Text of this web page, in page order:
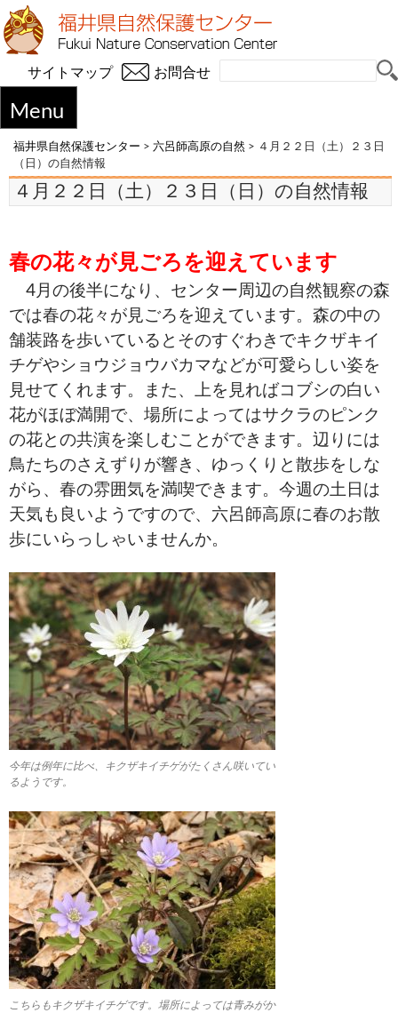
お問合せ
サイトマップ
Menu
福井県自然保護センター > 六呂師高原の自然 > ４月２２日（土）２３日
（日）の自然情報
４月２２日（土）２３日（日）の自然情報
春の花々が見ごろを迎えています
4月の後半になり、センター周辺の自然観察の森
では春の花々が見ごろを迎えています。森の中の
舗装路を歩いているとそのすぐわきでキクザキイ
チゲやショウジョウバカマなどが可愛らしい姿を
見せてくれます。また、上を見ればコブシの白い
花がほぼ満開で、場所によってはサクラのピンク
の花との共演を楽しむことができます。辺りには
鳥たちのさえずりが響き、ゆっくりと散歩をしな
がら、春の雰囲気を満喫できます。今週の土日は
天気も良いようですので、六呂師高原に春のお散
歩にいらっしゃいませんか。
今年は例年に比べ、キクザキイチゲがたくさん咲いてい
るようです。
こちらもキクザキイチゲです。場所によっては青みがか